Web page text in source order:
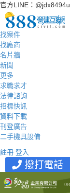
官方LINE：@jdx8494u
找案件
找廠商
名片牆
新聞
更多
求職求才
法律諮詢
招標快訊
資料下載
刊登廣告
二手機具設備
註冊 登入
撥打電話